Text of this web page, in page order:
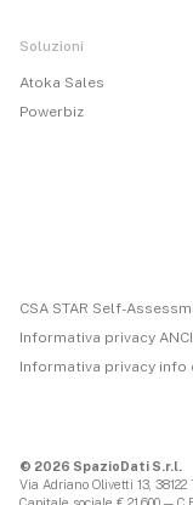
Soluzioni
Atoka Sales
Powerbiz
CSA STAR Self-
Informativa privacy
Informativa privacy info
© 2026 SpazioDati S.r.l.
Via Adriano Olivetti 13,